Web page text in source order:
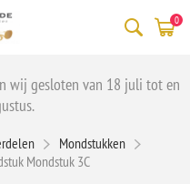
0
wij gesloten van 18 juli tot en
Mondstukken
Mondstuk 3C